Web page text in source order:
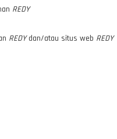
REDY
REDYdan/atau situs web REDY